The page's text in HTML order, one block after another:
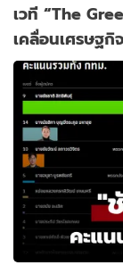
เวที “The
เคลื่อนเศรษฐกิ